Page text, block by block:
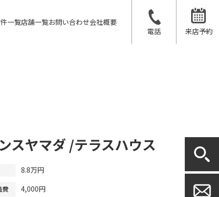
一覧店舗一覧お問い合わせ会社概要
電話
来店予約
スヤマダ /テラスハウス
8.8万円
費 4,000円